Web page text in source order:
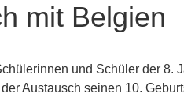
mit Belgien
und Schüler der 8.
Austausch seinen 10.